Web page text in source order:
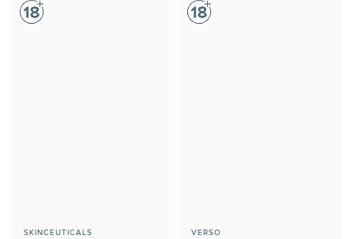
SKINCEUTICALS
VERSO